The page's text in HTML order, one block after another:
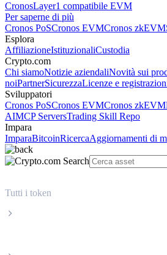
CronosLayer1 compatibile EVM
Per saperne di più
Cronos PoSCronos EVMCronos zkEVM
Esplora
AffiliazioneIstituzionaliCustodia
Crypto.com
Chi siamoNotizie aziendaliNovità sui
noiPartnerSicurezzaLicenze e
Sviluppatori
Cronos PoSCronos EVMCronos zkEVM
AIMCP ServersTrading Skill Repo
Impara
ImparaBitcoinRicercaAggiornamenti di
Tutti i token